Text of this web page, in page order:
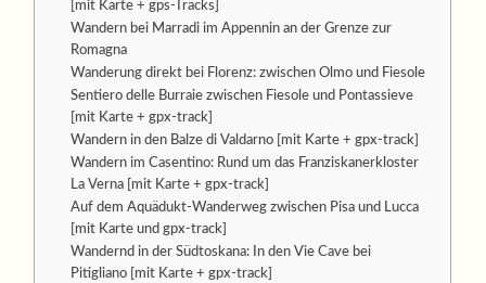
[mit Karte + gps-Tracks]
Wandern bei Marradi im Appennin an der Grenze zur
Romagna
Wanderung direkt bei Florenz: zwischen Olmo und Fiesole
Sentiero delle Burraie zwischen Fiesole und Pontassieve
[mit Karte + gpx-track]
Wandern in den Balze di Valdarno [mit Karte + gpx-track]
Wandern im Casentino: Rund um das Franziskanerkloster
La Verna [mit Karte + gpx-track]
Auf dem Aquädukt-Wanderweg zwischen Pisa und Lucca
[mit Karte und gpx-track]
Wandernd in der Südtoskana: In den Vie Cave bei
Pitigliano [mit Karte + gpx-track]